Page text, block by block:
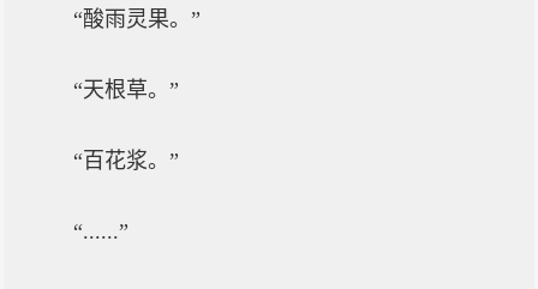
“酸雨灵果。”
“天根草。”
“百花浆。”
“......”